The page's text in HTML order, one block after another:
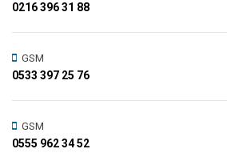
0216 396 31 88
GSM
0533 397 25 76
GSM
0555 962 34 52